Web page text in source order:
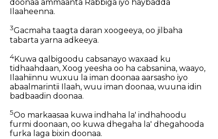
doonaa ammaanta Rabbiga iyo haybadda
Ilaaheenna.
3Gacmaha taagta daran xoogeeya, oo jilbaha
tabarta yarna adkeeya.
4Kuwa qalbigoodu cabsanayo waxaad ku
tidhaahdaan, Xoog yeesha oo ha cabsanina, waayo,
Ilaahiinnu wuxuu la iman doonaa aarsasho iyo
abaalmarintii Ilaah, wuu iman doonaa, wuuna idin
badbaadin doonaa.
5Oo markaasaa kuwa indhaha la' indhahoodu
furmi doonaan, oo kuwa dhegaha la' dhegahooda
furka laga bixin doonaa.